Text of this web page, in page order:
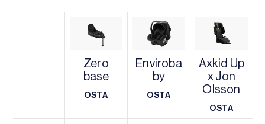
Zero
base
OSTA
Enviroba
by
OSTA
Axkid Up
x Jon
Olsson
OSTA
OSTA